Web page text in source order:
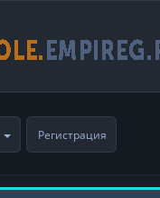
Регистрация